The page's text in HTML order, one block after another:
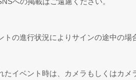
トの進行状況によりサインの途中の
たイベント時は、カメラもしくはカ